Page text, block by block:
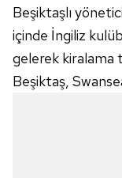
Beşiktaşlı
içinde İngiliz
gelerek kiralama
Beşiktaş,